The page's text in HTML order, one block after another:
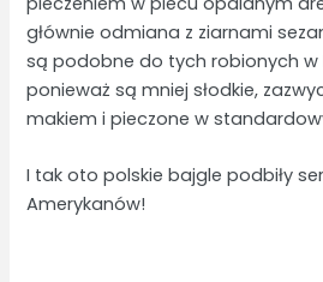
głównie odmiana z ziarnami
są podobne do tych robionych w
ponieważ są mniej słodkie,
makiem i pieczone w
I tak oto polskie bajgle podbiły
Amerykanów!